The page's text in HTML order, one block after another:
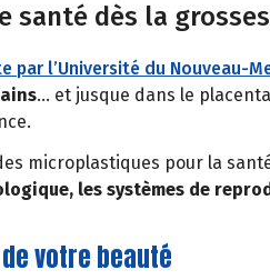
santé dès la
par l’Université du Nouveau-
… et jusque dans le
microplastiques pour la
les systèmes de
votre beauté